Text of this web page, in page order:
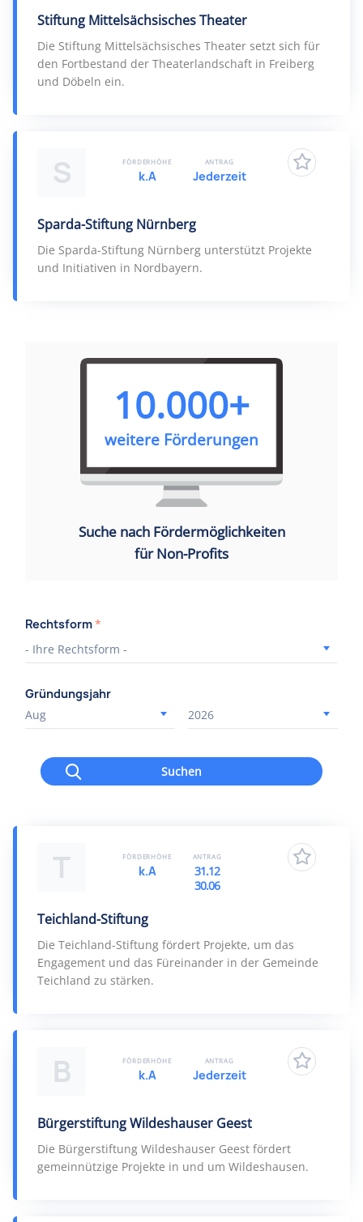
Stiftung Mittelsächsisches Theater
Die Stiftung Mittelsächsisches Theater setzt sich für
den Fortbestand der Theaterlandschaft in Freiberg
und Döbeln ein.
S
Sparda-Stiftung Nürnberg
Die Sparda-Stiftung Nürnberg unterstützt Projekte
und Initiativen in Nordbayern.
FÖRDERHÖHE
k.A
ANTRAG
Jederzeit
10.000+
weitere Förderungen
Suche nach Fördermöglichkeiten
für Non-Profits
Rechtsform*
Gründungsjahr
Suchen
T
Teichland-Stiftung
Die Teichland-Stiftung fördert Projekte, um das
Engagement und das Füreinander in der Gemeinde
Teichland zu stärken.
FÖRDERHÖHE
k.A
ANTRAG
31.12
30.06
B
Bürgerstiftung Wildeshauser Geest
Die Bürgerstiftung Wildeshauser Geest fördert
gemeinnützige Projekte in und um Wildeshausen.
FÖRDERHÖHE
k.A
ANTRAG
Jederzeit